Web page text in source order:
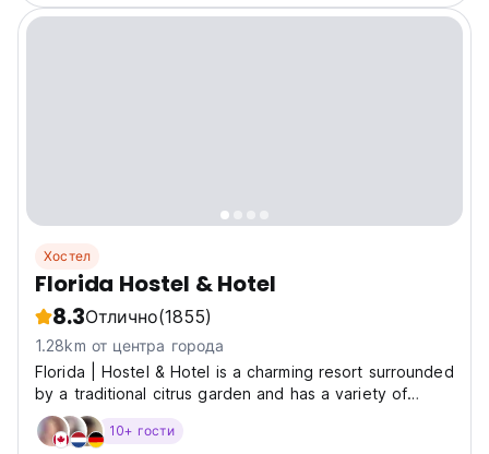
Хостел
Florida Hostel & Hotel
8.3Отлично(1855)
1.28km от центра города
Florida | Hostel & Hotel is a charming resort surrounded
by a traditional citrus garden and has a variety of
rooms: dorms and privates, all with ensuite facilities and
air conditioning. With its gardens, swimming pool and
10+ гости